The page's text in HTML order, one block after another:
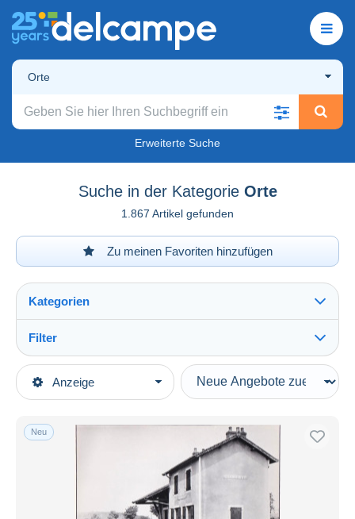
Orte
Erweiterte Suche
Suche in der Kategorie Orte
1.867 Artikel gefunden
Zu meinen Favoriten hinzufügen
Anzeige
Kategorien
Hauptkategorien
Fotos
Repro's
Filter
Art der Verkäufe
Laufende Angebote
Festpreise
Auktionen ohne Gebote
Neu